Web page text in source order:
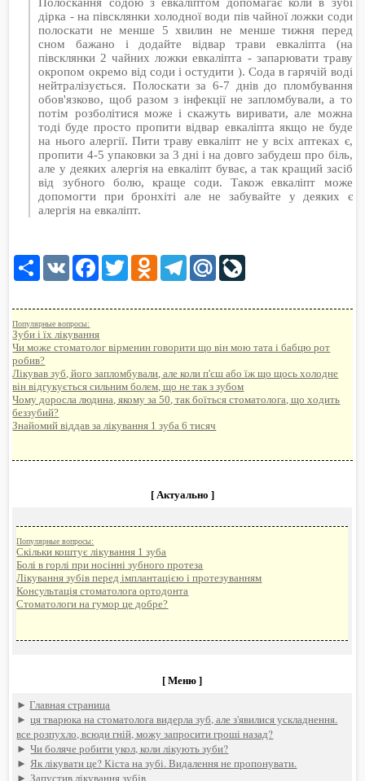
дірка - на півсклянки холодної води пів чайної ложки соди
полоскати не менше 5 хвилин не менше тижня перед
сном бажано і додайте відвар трави евкаліпта (на
півсклянки 2 чайних ложки евкаліпта - запарювати траву
окропом окремо від соди і остудити ). Сода в гарячій воді
нейтралізується. Полоскати за 6-7 днів до пломбування
обов'язково, щоб разом з інфекції не запломбували, а то
потім розболітися може і скажуть виривати, але можна
тоді буде просто пропити відвар евкаліпта якщо не буде
на нього алергії. Пити траву евкаліпт не у всіх аптеках є,
пропити 4-5 упаковки за 3 дні і на довго забудеш про біль,
але у деяких алергія на евкаліпт буває, а так кращий засіб
від зубного болю, краще соди. Також евкаліпт може
допомогти при бронхіті але не забувайте у деяких є
алергія на евкаліпт.
Share VK Facebook
TwitterOdnoklassniki
TelegramMail.Ru
Популярные вопросы:
Зуби і їх лікування
Чи може стоматолог вірменин говорити що він мою тата і бабцю рот
робив?
Лікував зуб, його запломбували, але коли п'єш або їж що щось холодне
він відгукується сильним болем, що не так з зубом
Чому доросла людина, якому за 50, так боїться стоматолога, що ходить
беззубий?
Знайомий віддав за лікування 1 зуба 6 тисяч
[ Актуально ]
Популярные вопросы:
Скільки коштує лікування 1 зуба
Болі в горлі при носінні зубного протеза
Лікування зубів перед імплантацією і протезуванням
Консультація стоматолога ортодонта
Стоматологи на гумор це добре?
[ Меню ]
►Главная страница
►ця тварюка на стоматолога видерла зуб, але з'явилися ускладнення.
все розпухло, всюди гній, можу запросити гроші назад?
►Чи боляче робити укол, коли лікують зуби?
►Як лікувати це? Кіста на зубі. Видалення не пропонувати.
►Запустив лікування зубів